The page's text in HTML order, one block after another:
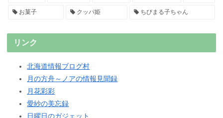
お菓子 クッパ姫 ちびまる子ちゃん
リンク
北海道情報ブログ村
月の方舟～ノアの情報見聞録
月花彩彩
愛紗の美忘録
日曜日のガジェット